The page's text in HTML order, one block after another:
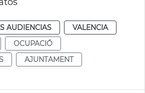
AUDIENCIAS
VALENCIA
OCUPACIÓ
AJUNTAMENT